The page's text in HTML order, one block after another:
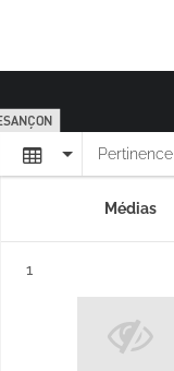
AffichagePertinence
Médias
Résultat n°
1